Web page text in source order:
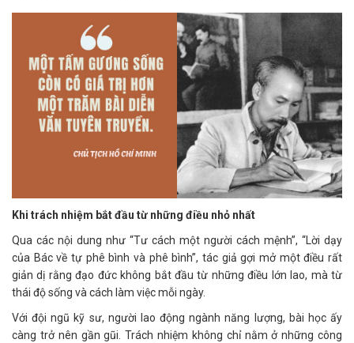
Khi trách nhiệm bắt đầu từ những điều nhỏ nhất
Qua các nội dung như “Tư cách một người cách mệnh”, “Lời dạy
của Bác về tự phê bình và phê bình”, tác giả gợi mở một điều rất
giản dị rằng đạo đức không bắt đầu từ những điều lớn lao, mà từ
thái độ sống và cách làm việc mỗi ngày.
Với đội ngũ kỹ sư, người lao động ngành năng lượng, bài học ấy
càng trở nên gần gũi. Trách nhiệm không chỉ nằm ở những công